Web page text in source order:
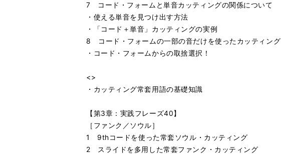
7 コード・フォームと単音カッティングの関係について
・使える単音を見つけ出す方法
・「コード＋単音」カッティングの実例
8 コード・フォームの一部の音だけを使ったカッティング
・コード・フォームからの取捨選択！
<>
・カッティング常套用語の基礎知識
【第3章：実践フレーズ40】
［ファンク／ソウル］
1 9thコードを使った常套ソウル・カッティング
2 スライドを多用した常套ファンク・カッティング